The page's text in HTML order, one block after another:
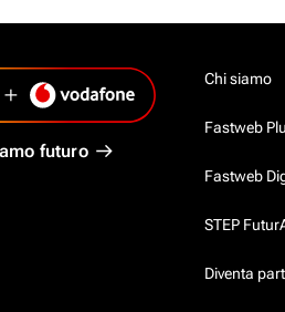
futuro
Chi siamo
Fastweb
Fastweb
STEP
Diventa